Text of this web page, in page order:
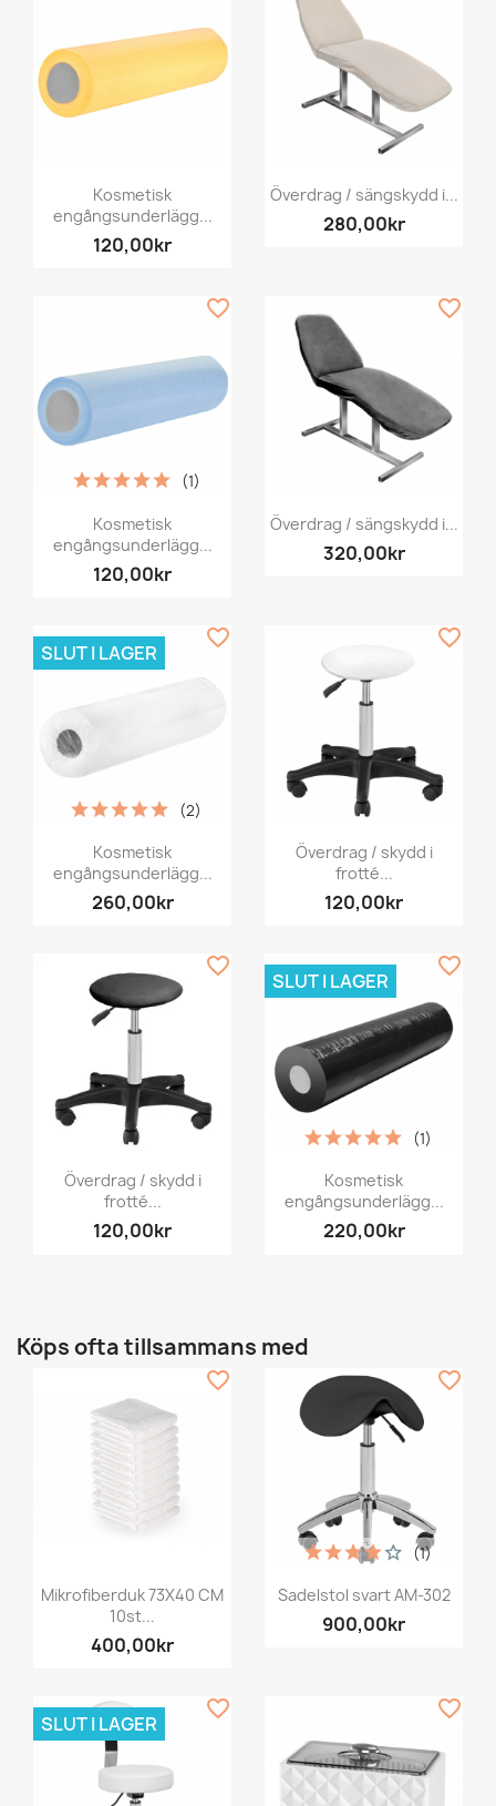
Kosmetisk
engångsunderlägg...
120,00kr
Överdrag / sängskydd i...
280,00kr
Kosmetisk
engångsunderlägg...
120,00kr
(1)
favorite_border
Överdrag / sängskydd i...
320,00kr
favorite_border
Kosmetisk
engångsunderlägg...
260,00kr
(2)
SLUT I LAGER
favorite_border
Överdrag / skydd i
frotté...
120,00kr
favorite_border
Överdrag / skydd i
frotté...
120,00kr
favorite_border
Kosmetisk
engångsunderlägg...
220,00kr
(1)
SLUT I LAGER
favorite_border
Köps ofta tillsammans med
Mikrofiberduk 73X40 CM
10st...
400,00kr
favorite_border
Sadelstol svart AM-302
900,00kr
(1)
favorite_border
SLUT I LAGER
favorite_border favorite_border